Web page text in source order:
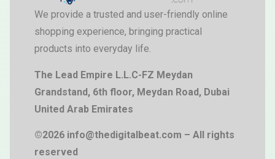
We provide a trusted and user-friendly online
shopping experience, bringing practical
products into everyday life.
The Lead Empire L.L.C-FZ Meydan
Grandstand, 6th floor, Meydan Road, Dubai
United Arab Emirates
©2026 info@thedigitalbeat.com – All rights
reserved